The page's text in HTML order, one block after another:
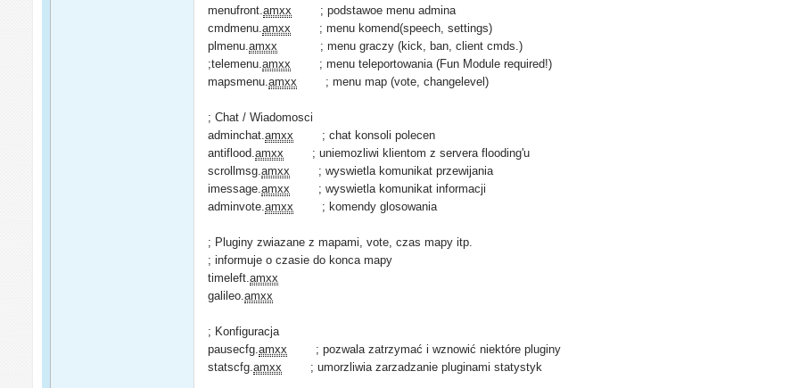
menufront.amxx ; podstawoe menu admina
cmdmenu.amxx ; menu komend(speech, settings)
plmenu.amxx ; menu graczy (kick, ban, client cmds.)
;telemenu.amxx ; menu teleportowania (Fun Module required!)
mapsmenu.amxx ; menu map (vote, changelevel)
; Chat / Wiadomosci
adminchat.amxx ; chat konsoli polecen
antiflood.amxx ; uniemozliwi klientom z servera flooding'u
scrollmsg.amxx ; wyswietla komunikat przewijania
imessage.amxx ; wyswietla komunikat informacji
adminvote.amxx ; komendy glosowania
; Pluginy zwiazane z mapami, vote, czas mapy itp.
; informuje o czasie do konca mapy
timeleft.amxx
galileo.amxx
; Konfiguracja
pausecfg.amxx ; pozwala zatrzymać i wznowić niektóre pluginy
statscfg.amxx ; umorzliwia zarzadzanie pluginami statystyk